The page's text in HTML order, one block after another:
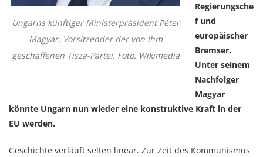
Ungarns künftiger Ministerpräsident Péter
Magyar, Vorsitzender der von ihm
geschaffenen Tisza-Partei. Foto: Wikimedia
Regierungsche
f und
europäischer
Bremser.
Unter seinem
Nachfolger
Magyar
könnte Ungarn nun wieder eine konstruktive Kraft in der
EU werden.
Geschichte verläuft selten linear. Zur Zeit des Kommunismus